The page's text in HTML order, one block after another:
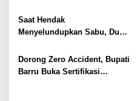
Saat Hendak
Menyelundupkan Sabu, Dua
Dorong Zero Accident, Bupati
Barru Buka Sertifikasi